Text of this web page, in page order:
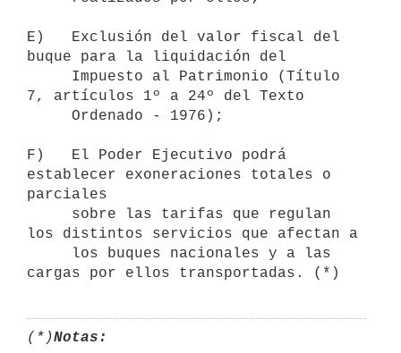
E)   Exclusión del valor fiscal del
buque para la liquidación del
7, artículos 1º a 24º del Texto
F)   El Poder Ejecutivo podrá
establecer exoneraciones totales o
parciales
los distintos servicios que afectan a
(*)Notas: